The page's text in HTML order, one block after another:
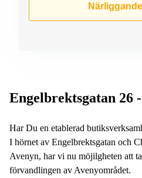
Engelbrektsgatan 26
Har Du en etablerad
I hörnet av Engelbrektsgatan och
Avenyn, har vi nu möjilgheten att
förvandlingen av Avenyområdet.